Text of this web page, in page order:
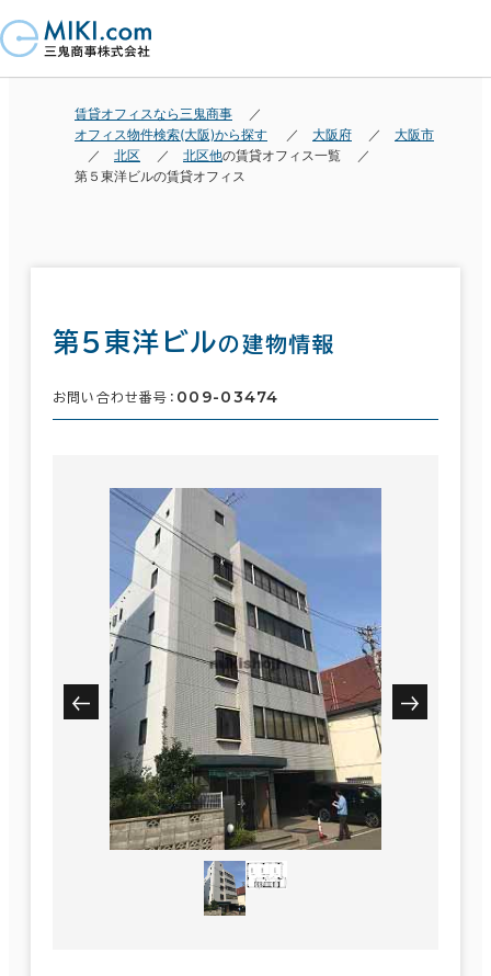
賃貸オフィスなら三鬼商事
オフィス物件検索(大阪)から探す
大阪府
大阪市
北区
北区他の賃貸オフィス一覧
第５東洋ビルの賃貸オフィス
第５東洋ビルの建物情報
お問い合わせ番号： 009-03474